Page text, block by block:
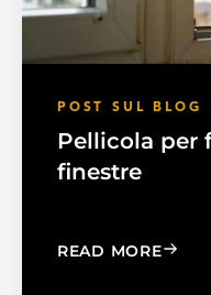
POST SUL BLOG
Pellicola per
finestre
READ MORE: